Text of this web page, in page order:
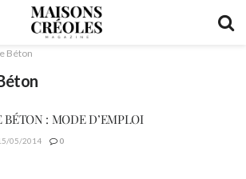
Béton
BÉTON : MODE D’EMPLOI
05/2014 0